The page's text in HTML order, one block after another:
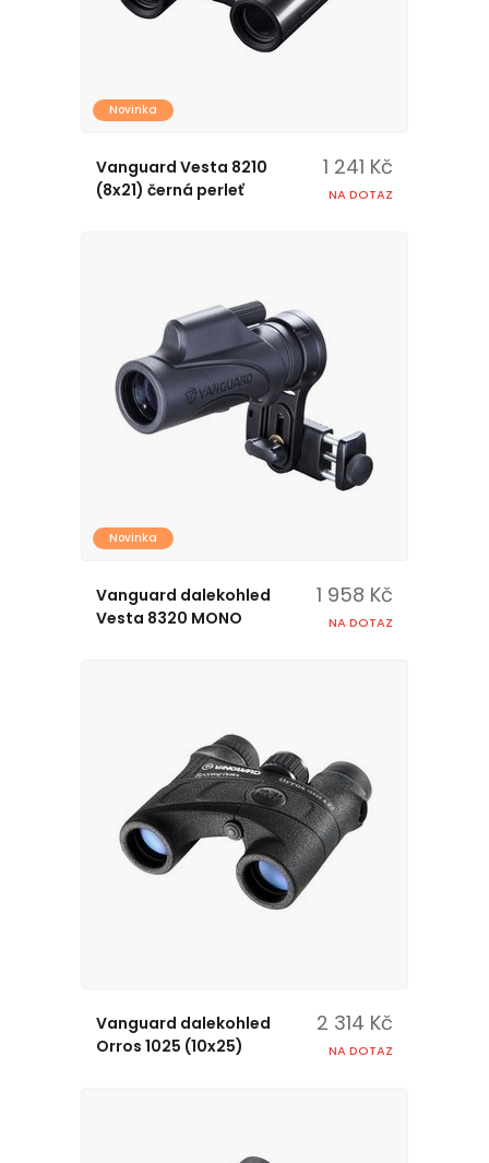
Novinka
Vanguard Vesta 8210
(8x21) černá perleť
1 241 Kč
NA DOTAZ
Novinka
Vanguard dalekohled
Vesta 8320 MONO
1 958 Kč
NA DOTAZ
Vanguard dalekohled
Orros 1025 (10x25)
2 314 Kč
NA DOTAZ